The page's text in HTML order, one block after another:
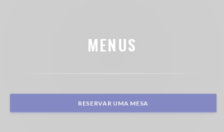
MENUS
RESERVAR UMA MESA